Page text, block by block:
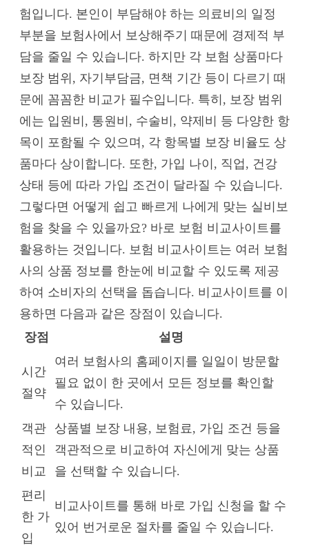
험입니다. 본인이 부담해야 하는 의료비의 일정
부분을 보험사에서 보상해주기 때문에 경제적 부
담을 줄일 수 있습니다. 하지만 각 보험 상품마다
보장 범위, 자기부담금, 면책 기간 등이 다르기 때
문에 꼼꼼한 비교가 필수입니다. 특히, 보장 범위
에는 입원비, 통원비, 수술비, 약제비 등 다양한 항
목이 포함될 수 있으며, 각 항목별 보장 비율도 상
품마다 상이합니다. 또한, 가입 나이, 직업, 건강
상태 등에 따라 가입 조건이 달라질 수 있습니다.
그렇다면 어떻게 쉽고 빠르게 나에게 맞는 실비보
험을 찾을 수 있을까요? 바로 보험 비교사이트를
활용하는 것입니다. 보험 비교사이트는 여러 보험
사의 상품 정보를 한눈에 비교할 수 있도록 제공
하여 소비자의 선택을 돕습니다. 비교사이트를 이
용하면 다음과 같은 장점이 있습니다.
장점
설명
시간
절약
여러 보험사의 홈페이지를 일일이 방문할
필요 없이 한 곳에서 모든 정보를 확인할
수 있습니다.
객관
적인
비교
상품별 보장 내용, 보험료, 가입 조건 등을
객관적으로 비교하여 자신에게 맞는 상품
을 선택할 수 있습니다.
편리
한 가
입
비교사이트를 통해 바로 가입 신청을 할 수
있어 번거로운 절차를 줄일 수 있습니다.